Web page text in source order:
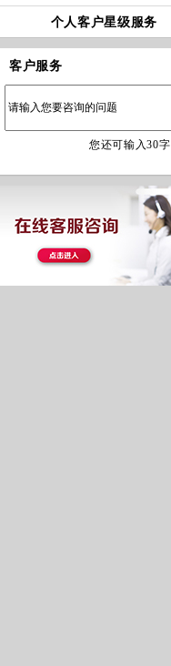
个人客户星级服务
客户服务
您还可输入30字